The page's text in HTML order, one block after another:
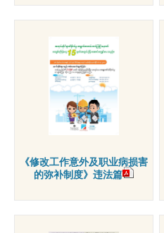
《修改工作意外及职业病损害
的弥补制度》违法篇